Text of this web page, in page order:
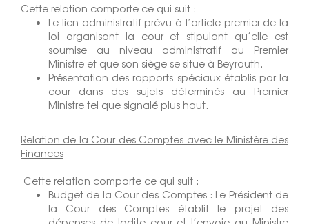
Cette relation comporte ce qui suit :
Le lien administratif prévu à l’article premier de la
loi organisant la cour et stipulant qu’elle est
soumise au niveau administratif au Premier
Ministre et que son siège se situe à Beyrouth.
Présentation des rapports spéciaux établis par la
cour dans des sujets déterminés au Premier
Ministre tel que signalé plus haut.
Relation de la Cour des Comptes avec le Ministère des
Finances
Cette relation comporte ce qui suit :
Budget de la Cour des Comptes : Le Président de
la Cour des Comptes établit le projet des